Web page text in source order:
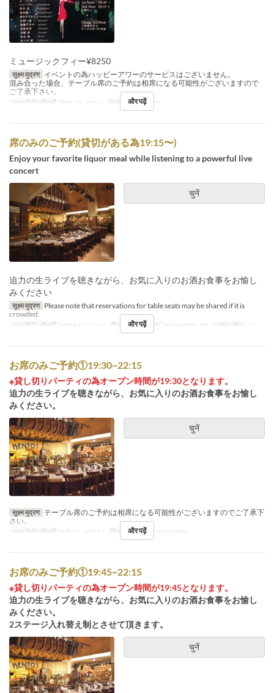
ミュージックフィー¥8250
सूक्ष्म मुद्रण イベントの為ハッピーアワーのサービスはございません。
混み合った場合、テーブル席のご予約は相席になる可能性がございますので
ご了承下さい。
मान्य तिथि सीमाएँ सिप्ट 29, 2024 भोजन रात का खाना
और पढ़ें
席のみのご予約(貸切がある為19:15〜)
Enjoy your favorite liquor meal while listening to a powerful live
concert
चुनें
迫力の生ライブを聴きながら、お気に入りのお酒お食事をお愉し
みください
सूक्ष्म मुद्रण Please note that reservations for table seats may be shared if it is
crowded.
मान्य तिथि सीमाएँ
नवम्बर 10, 2024 दिन श, स भोजन रात का खाना, रात आदेश सीमा 1 ~
और पढ़ें
お席のみご予約①19:30~22:15
※貸し切りパーティの為オープン時間が19:30となります。
迫力の生ライブを聴きながら、お気に入りのお酒お食事をお愉し
みください。
चुनें
सूक्ष्म मुद्रण テーブル席のご予約は相席になる可能性がございますのでご了承下
さい。
मान्य तिथि सीमाएँ मार्च 07, अक्टू 31 दिन श भोजन रात का खाना
और पढ़ें
お席のみご予約①19:45~22:15
※貸し切りパーティの為オープン時間が19:45となります。
迫力の生ライブを聴きながら、お気に入りのお酒お食事をお愉し
みください。
2ステージ入れ替え制とさせて頂きます。
चुनें